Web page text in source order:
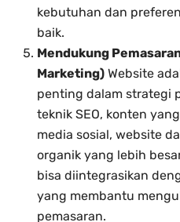
kebutuhan dan
baik.
Mendukung
Marketing) Website
penting dalam strategi
teknik SEO, konten
media sosial, website
organik yang lebih
bisa diintegrasikan
yang membantu
pemasaran.